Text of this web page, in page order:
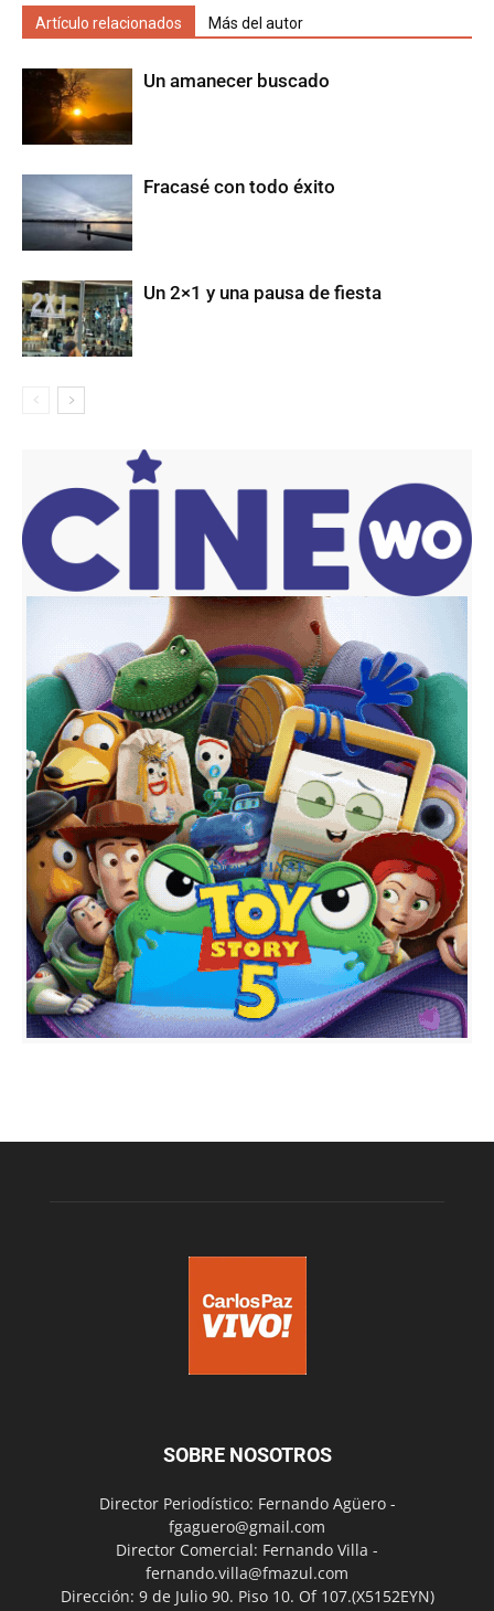
Artículo relacionados Más del autor
Un amanecer buscado
Fracasé con todo éxito
Un 2×1 y una pausa de fiesta
SOBRE NOSOTROS
Director Periodístico: Fernando Agüero -
fgaguero@gmail.com
Director Comercial: Fernando Villa -
fernando.villa@fmazul.com
Dirección: 9 de Julio 90. Piso 10. Of 107.(X5152EYN)